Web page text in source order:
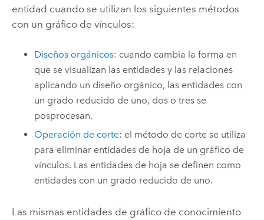
entidad cuando se utilizan los siguientes métodos
con un gráfico de vínculos:
Diseños orgánicos: cuando cambia la forma en
que se visualizan las entidades y las relaciones
aplicando un diseño orgánico, las entidades con
un grado reducido de uno, dos o tres se
posprocesan.
Operación de corte: el método de corte se utiliza
para eliminar entidades de hoja de un gráfico de
vínculos. Las entidades de hoja se definen como
entidades con un grado reducido de uno.
Las mismas entidades de gráfico de conocimiento